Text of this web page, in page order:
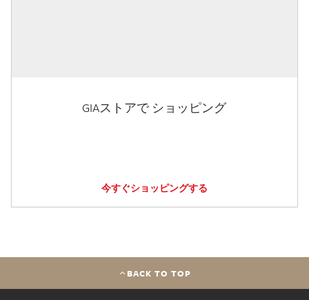
GIAストアで ショッピング
今すぐショッピングする
BACK TO TOP